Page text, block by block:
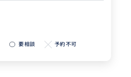
要相談 予約不可